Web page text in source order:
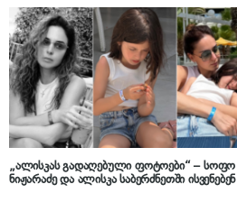
„ალისკას გადაღებული ფოტოები“ – სოფო
ნიჟარაძე და ალისკა საბერძნეთში ისვენებენ